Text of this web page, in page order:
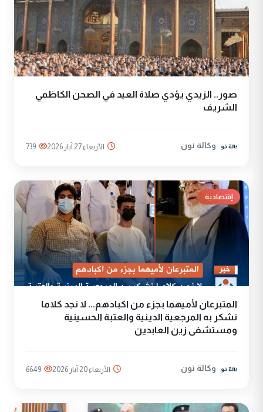
صور.. الزيدي يؤدي صلاة العيد في الصحن الكاظمي
الشريف
وكالة نون الأربعاء 27 آيار 2026 739
إقتصادية
المتبرعان لأميهما بجزء من اكبادهم... لا نجد كلاما
نشكر به المرجعية الدينية والعتبة الحسينية
ومستشفى زين العابدين
وكالة نون الأربعاء 20 آيار 2026 6649